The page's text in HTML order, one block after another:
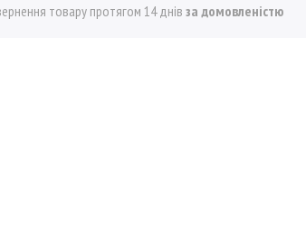
товару протягом 14 днів за домовленістю